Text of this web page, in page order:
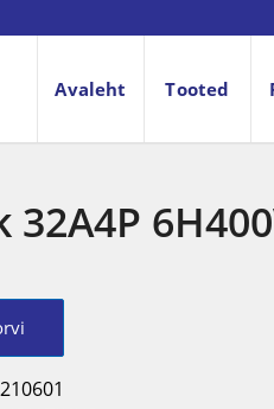
Avaleht Tooted
32A4P